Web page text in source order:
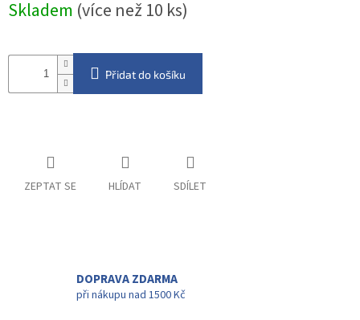
cena:
Skladem (více než 10 ks)
Přidat do košíku
ZEPTAT SE HLÍDAT SDÍLET
DOPRAVA ZDARMA
při nákupu nad 1500 Kč